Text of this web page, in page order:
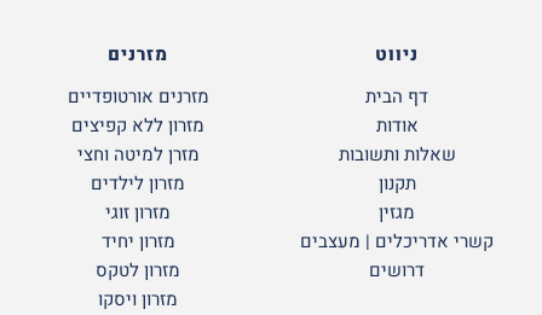
ניווט
דף הבית
אודות
שאלות ותשובות
תקנון
מגזין
קשרי אדריכלים | מעצבים
דרושים
מזרנים
מזרנים אורטופדיים
מזרון ללא קפיצים
מזרן למיטה וחצי
מזרון לילדים
מזרון זוגי
מזרון יחיד
מזרון לטקס
מזרון ויסקו